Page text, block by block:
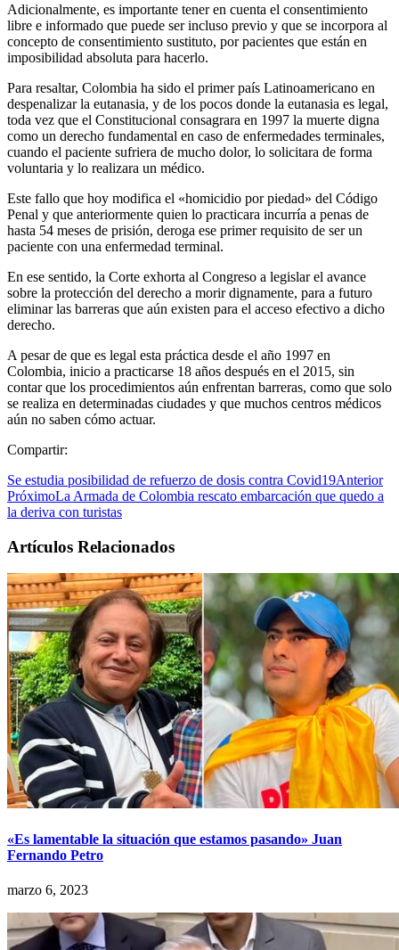
Adicionalmente, es importante tener en cuenta el consentimiento
libre e informado que puede ser incluso previo y que se incorpora al
concepto de consentimiento sustituto, por pacientes que están en
imposibilidad absoluta para hacerlo.
Para resaltar, Colombia ha sido el primer país Latinoamericano en
despenalizar la eutanasia, y de los pocos donde la eutanasia es legal,
toda vez que el Constitucional consagrara en 1997 la muerte digna
como un derecho fundamental en caso de enfermedades terminales,
cuando el paciente sufriera de mucho dolor, lo solicitara de forma
voluntaria y lo realizara un médico.
Este fallo que hoy modifica el «homicidio por piedad» del Código
Penal y que anteriormente quien lo practicara incurría a penas de
hasta 54 meses de prisión, deroga ese primer requisito de ser un
paciente con una enfermedad terminal.
En ese sentido, la Corte exhorta al Congreso a legislar el avance
sobre la protección del derecho a morir dignamente, para a futuro
eliminar las barreras que aún existen para el acceso efectivo a dicho
derecho.
A pesar de que es legal esta práctica desde el año 1997 en
Colombia, inicio a practicarse 18 años después en el 2015, sin
contar que los procedimientos aún enfrentan barreras, como que solo
se realiza en determinadas ciudades y que muchos centros médicos
aún no saben cómo actuar.
Compartir:
Se estudia posibilidad de refuerzo de dosis contra Covid19Anterior
PróximoLa Armada de Colombia rescato embarcación que quedo a
la deriva con turistas
Artículos Relacionados
«Es lamentable la situación que estamos pasando» Juan
Fernando Petro
marzo 6, 2023